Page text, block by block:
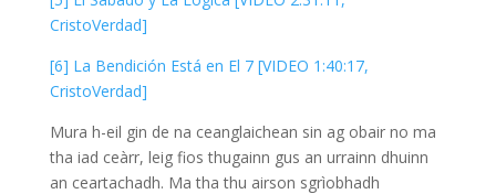
CristoVerdad]
[6] La Bendición Está en El 7 [VIDEO 1:40:17,
CristoVerdad]
Mura h-eil gin de na ceanglaichean sin ag obair no ma
tha iad ceàrr, leig fios thugainn gus an urrainn dhuinn
an ceartachadh. Ma tha thu airson sgrìobhadh